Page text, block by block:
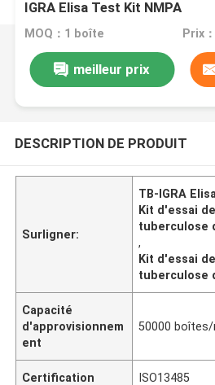
IGRA Elisa Test Kit NMPA
MOQ：1 boîte Prix
meilleur prix
DESCRIPTION DE PRODUIT
Surligner:
TB-IGRA
Kit d'essai
tuberculose
,
Kit d'essai
tuberculose
Capacité
d'approvisionnem
ent
50000
Certification ISO13485